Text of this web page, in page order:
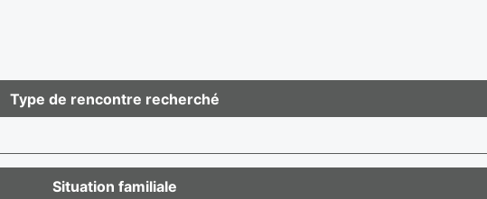
Type de rencontre recherché
Situation familiale